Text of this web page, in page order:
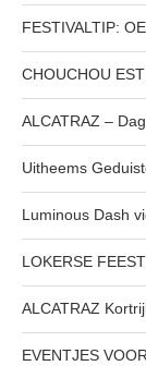
FESTIVALTIP:
CHOUCHOU
ALCATRAZ –
Uitheems
Luminous Dash
LOKERSE
ALCATRAZ
EVENTJES